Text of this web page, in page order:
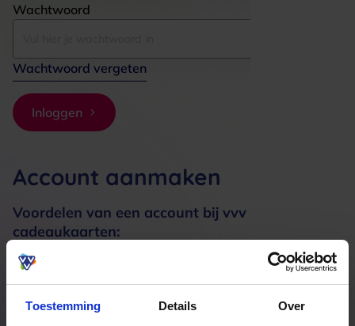
Toestemming Details Over
Wachtwoord
Wachtwoord vergeten
Inloggen
Account aanmaken
Voordelen van een account bij vvv
cadeaukaarten:
Meerdere adressen registreren
Een bestelling volgen